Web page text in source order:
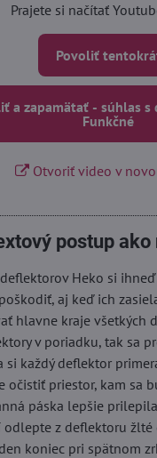
Prajete si načítať
Povoliť
a zapamätať - súhlas s
Funkčné
Otvoriť video v
postup
Heko si
aj keď ich
hlavne kraje všetkých
v poriadku, tak sa
si každý deflektor
očistiť priestor, kam sa
páska lepšie
odlepte z deflektoru
koniec pri spätnom